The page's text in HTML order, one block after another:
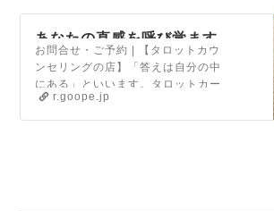
あなたの直感を呼び覚ます
タロット〜タロットを日常
に〜くつろぐ日「クツロ
ビ」
お問合せ・ご予約 | 【タロットカウ
ンセリングの店】「答えは自分の中
にある」といいます。タロットカー
ドを用いて、あなた自身の中にある
答えを探すお手伝いを致します。
r.goope.jp